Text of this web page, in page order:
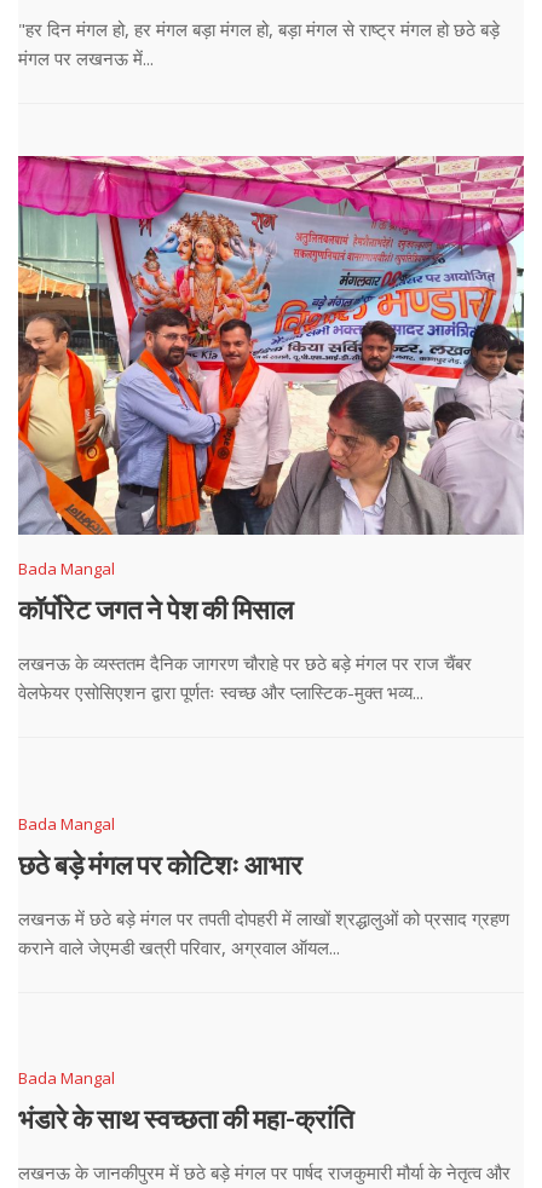
"हर दिन मंगल हो, हर मंगल बड़ा मंगल हो, बड़ा मंगल से राष्ट्र मंगल हो छठे बड़े
मंगल पर लखनऊ में...
Bada Mangal
कॉर्पोरेट जगत ने पेश की मिसाल
लखनऊ के व्यस्ततम दैनिक जागरण चौराहे पर छठे बड़े मंगल पर राज चैंबर
वेलफेयर एसोसिएशन द्वारा पूर्णतः स्वच्छ और प्लास्टिक-मुक्त भव्य...
Bada Mangal
छठे बड़े मंगल पर कोटिशः आभार
लखनऊ में छठे बड़े मंगल पर तपती दोपहरी में लाखों श्रद्धालुओं को प्रसाद ग्रहण
कराने वाले जेएमडी खत्री परिवार, अग्रवाल ऑयल...
Bada Mangal
भंडारे के साथ स्वच्छता की महा-क्रांति
लखनऊ के जानकीपुरम में छठे बड़े मंगल पर पार्षद राजकुमारी मौर्या के नेतृत्व और